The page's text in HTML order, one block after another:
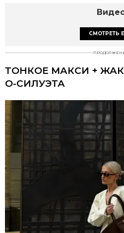
СМОТРЕТЬ
ТОНКОЕ МАКСИ +
О-СИЛУЭТА